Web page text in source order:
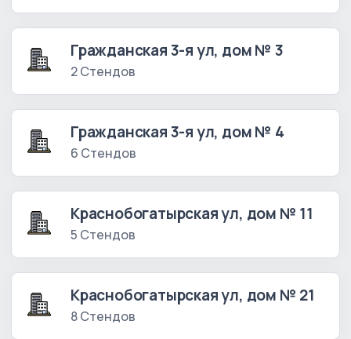
Гражданская 3-я ул, дом № 3
2 Стендов
Гражданская 3-я ул, дом № 4
6 Стендов
Краснобогатырская ул, дом № 11
5 Стендов
Краснобогатырская ул, дом № 21
8 Стендов